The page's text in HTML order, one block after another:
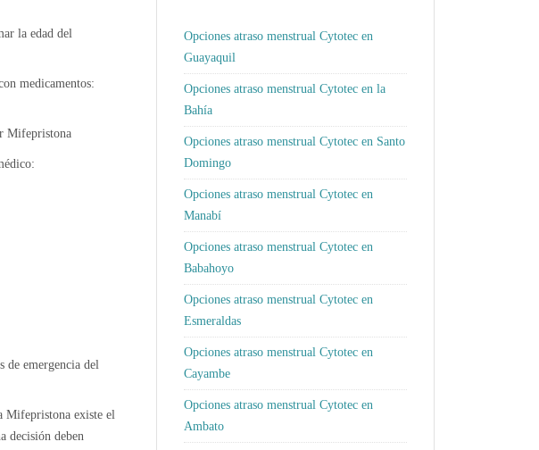
la edad del
medicamentos:
Mifepristona
de emergencia del
Mifepristona existe el
decisión deben
Opciones atraso menstrual Cytotec en
Guayaquil
Opciones atraso menstrual Cytotec en la
Bahía
Opciones atraso menstrual Cytotec en Santo
Domingo
Opciones atraso menstrual Cytotec en
Manabí
Opciones atraso menstrual Cytotec en
Babahoyo
Opciones atraso menstrual Cytotec en
Esmeraldas
Opciones atraso menstrual Cytotec en
Cayambe
Opciones atraso menstrual Cytotec en
Ambato